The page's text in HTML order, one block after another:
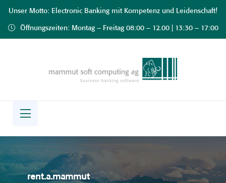
Unser Motto: Electronic Banking mit Kompetenz und Leidenschaft!
Öffnungszeiten: Montag – Freitag 08:00 – 12.00 | 13:30 – 17:00
rent.a.mammut